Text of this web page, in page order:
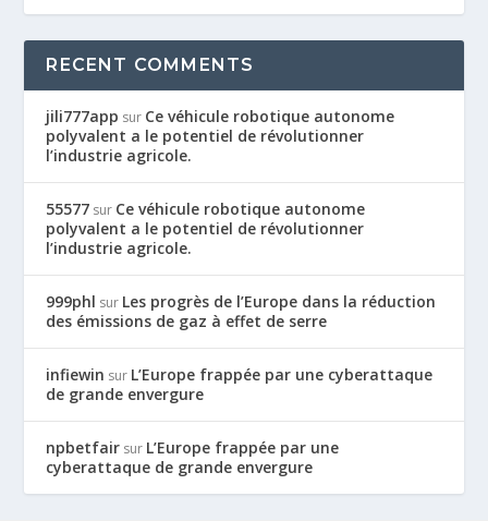
RECENT COMMENTS
jili777app sur Ce véhicule robotique autonome
polyvalent a le potentiel de révolutionner
l’industrie agricole.
55577 sur Ce véhicule robotique autonome
polyvalent a le potentiel de révolutionner
l’industrie agricole.
999phl sur Les progrès de l’Europe dans la réduction
des émissions de gaz à effet de serre
infiewin sur L’Europe frappée par une cyberattaque
de grande envergure
npbetfair sur L’Europe frappée par une
cyberattaque de grande envergure